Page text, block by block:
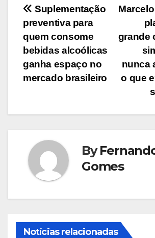
Navegação
de
Post
grande
nunca
o que
Suplementação
preventiva para
quem consome
bebidas alcoólicas
ganha espaço no
mercado brasileiro
By
Gomes
Notícias relacionadas